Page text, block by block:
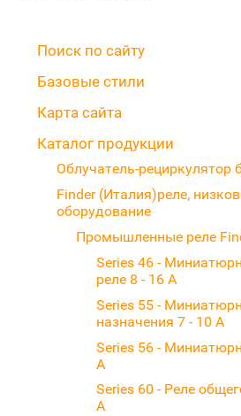
Поиск по сайту
Базовые стили
Карта сайта
Каталог продукции
Облучатель-рециркулятор
Finder (Италия)реле,
оборудование
Промышленные реле
Series 46 -
реле 8 - 16 A
Series 55 -
назначения 7 - 10 А
Series 56 -
А
Series 60 - Реле
А